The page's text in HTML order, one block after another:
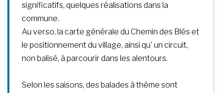
significatifs, quelques réalisations dans la
commune.
Au verso, la carte générale du Chemin des Blés et
le positionnement du village, ainsi qu' un circuit,
non balisé, à parcourir dans les alentours.
Selon les saisons, des balades à thème sont